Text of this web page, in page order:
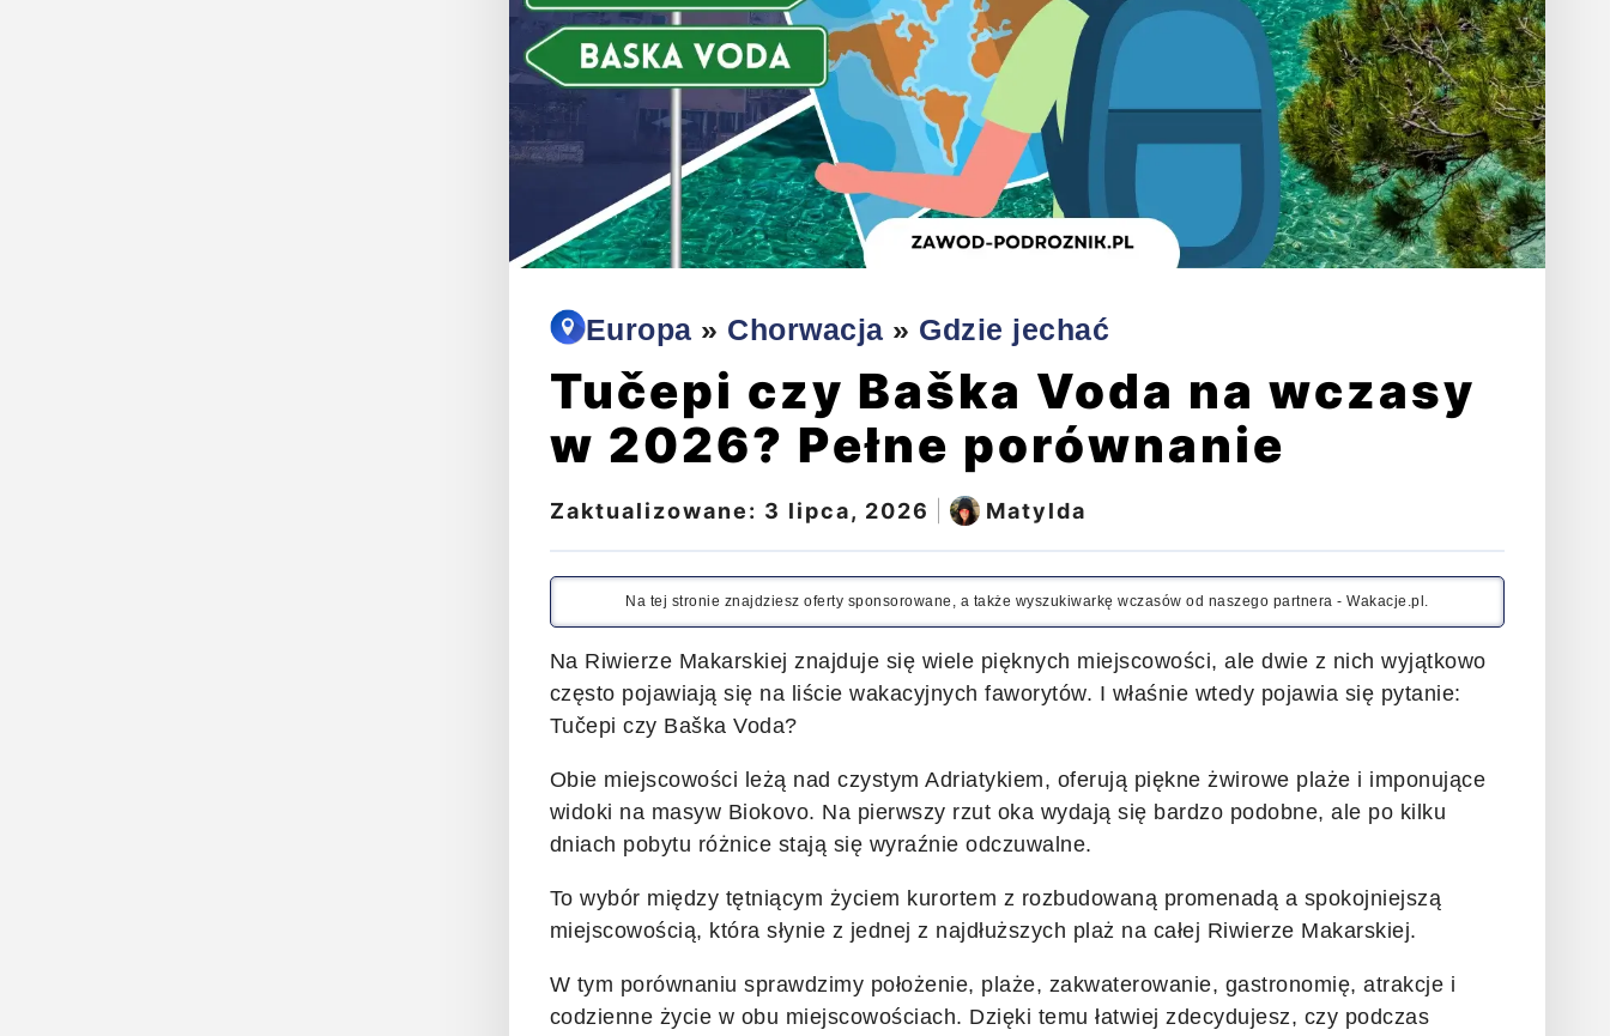
Europa » Chorwacja » Gdzie jechać
Tučepi czy Baška Voda na wczasy
w 2026? Pełne porównanie
Zaktualizowane: 3 lipca, 2026 Matylda
Na tej stronie znajdziesz oferty sponsorowane, a także wyszukiwarkę wczasów od naszego partnera - Wakacje.pl.
Na Riwierze Makarskiej znajduje się wiele pięknych miejscowości, ale dwie z nich wyjątkowo
często pojawiają się na liście wakacyjnych faworytów. I właśnie wtedy pojawia się pytanie:
Tučepi czy Baška Voda?
Obie miejscowości leżą nad czystym Adriatykiem, oferują piękne żwirowe plaże i imponujące
widoki na masyw Biokovo. Na pierwszy rzut oka wydają się bardzo podobne, ale po kilku
dniach pobytu różnice stają się wyraźnie odczuwalne.
To wybór między tętniącym życiem kurortem z rozbudowaną promenadą a spokojniejszą
miejscowością, która słynie z jednej z najdłuższych plaż na całej Riwierze Makarskiej.
W tym porównaniu sprawdzimy położenie, plaże, zakwaterowanie, gastronomię, atrakcje i
codzienne życie w obu miejscowościach. Dzięki temu łatwiej zdecydujesz, czy podczas